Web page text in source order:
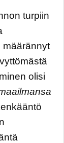
turpiin
määrännyt
olisi